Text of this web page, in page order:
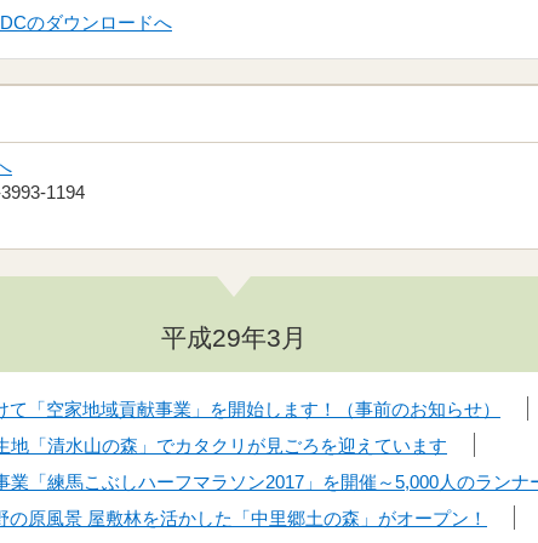
のダウンロードへ
1194
平成29年3月
て「空家地域貢献事業」を開始します！（事前のお知らせ）
地「清水山の森」でカタクリが見ごろを迎えています
業「練馬こぶしハーフマラソン2017」を開催～5,000人のランナ
の原風景 屋敷林を活かした「中里郷土の森」がオープン！